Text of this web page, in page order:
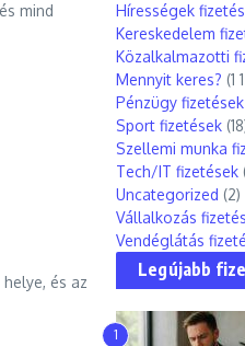
mind
és az
Hírességek
Kereskedelem
Közalkalmazotti
Mennyit keres? (1
Pénzügy fizetések
Sport fizetések
Szellemi munka
Tech/IT fizetések
Uncategorized (2)
Vállalkozás
Vendéglátás
Legújabb
1